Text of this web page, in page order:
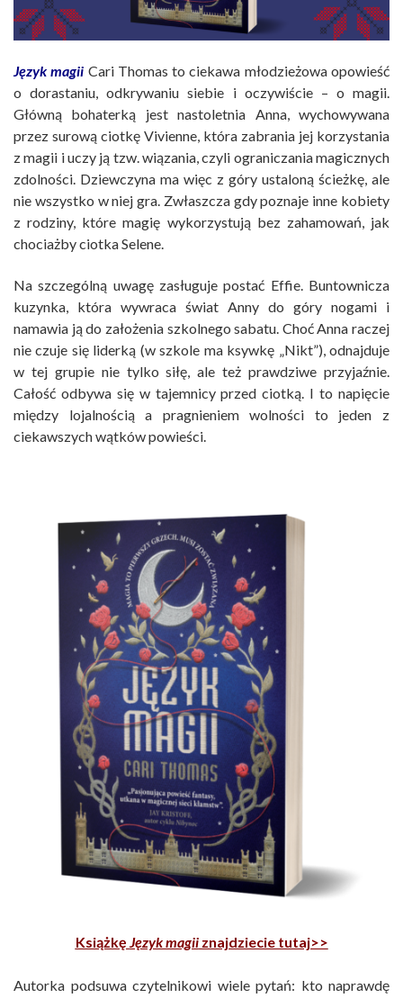
Język magii Cari Thomas to ciekawa młodzieżowa opowieść
o dorastaniu, odkrywaniu siebie i oczywiście – o magii.
Główną bohaterką jest nastoletnia Anna, wychowywana
przez surową ciotkę Vivienne, która zabrania jej korzystania
z magii i uczy ją tzw. wiązania, czyli ograniczania magicznych
zdolności. Dziewczyna ma więc z góry ustaloną ścieżkę, ale
nie wszystko w niej gra. Zwłaszcza gdy poznaje inne kobiety
z rodziny, które magię wykorzystują bez zahamowań, jak
chociażby ciotka Selene.
Na szczególną uwagę zasługuje postać Effie. Buntownicza
kuzynka, która wywraca świat Anny do góry nogami i
namawia ją do założenia szkolnego sabatu. Choć Anna raczej
nie czuje się liderką (w szkole ma ksywkę „Nikt”), odnajduje
w tej grupie nie tylko siłę, ale też prawdziwe przyjaźnie.
Całość odbywa się w tajemnicy przed ciotką. I to napięcie
między lojalnością a pragnieniem wolności to jeden z
ciekawszych wątków powieści.
Książkę Język magiiznajdziecie tutaj>>
Autorka podsuwa czytelnikowi wiele pytań: kto naprawdę